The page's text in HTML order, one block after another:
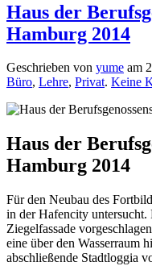
Haus der
Hamburg 2014
Geschrieben von yume am
Büro, Lehre, Privat. Keine
Haus der
Hamburg 2014
Für den Neubau des
in der Hafencity untersucht.
Ziegelfassade
eine über den Wasserraum
abschließende Stadtloggia